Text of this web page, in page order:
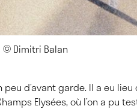
© Dimitri Balan
peu d’avant garde. Il a eu
Elysées, où l’on a pu